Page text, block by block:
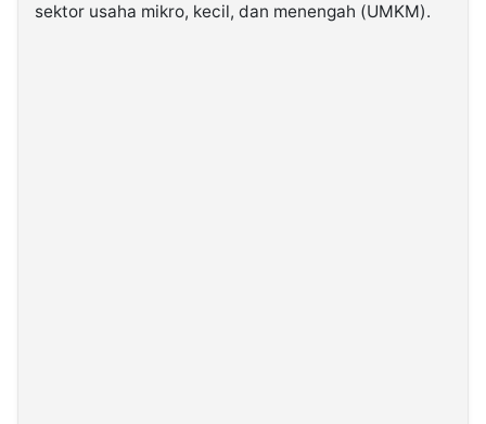
sektor usaha mikro, kecil, dan menengah (UMKM).